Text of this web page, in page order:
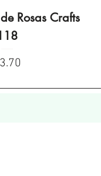
Rosas Crafts